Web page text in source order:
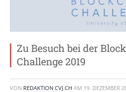
Zu Besuch bei der
Challenge 2019
VON REDAKTION CVJ.CH AM 19. DEZEMBER